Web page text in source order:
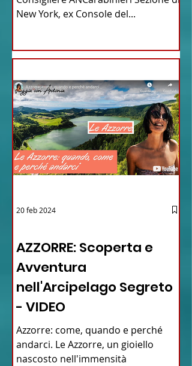
New York, ex Console del...
AZZORRE: Scoperta e
Avventura
nell'Arcipelago Segreto
- VIDEO
Azzorre: come, quando e perché
andarci. Le Azzorre, un gioiello
nascosto nell'immensità
20 feb 2024